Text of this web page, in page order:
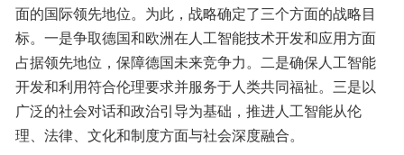
面的国际领先地位。为此，战略确定了三个方面的战略目
标。一是争取德国和欧洲在人工智能技术开发和应用方面
占据领先地位，保障德国未来竞争力。二是确保人工智能
开发和利用符合伦理要求并服务于人类共同福祉。三是以
广泛的社会对话和政治引导为基础，推进人工智能从伦
理、法律、文化和制度方面与社会深度融合。